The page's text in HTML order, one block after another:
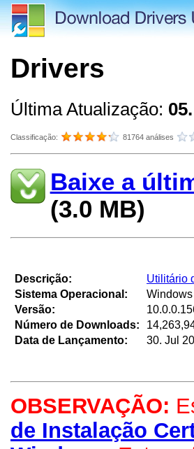
Drivers
Última Atualização:
Classificação: 81764 análises
Baixe a
(3.0 MB)
Descrição:
Sistema Operacional:
Versão:
Número de Downloads:
Data de Lançamento:
Utilitário
30. Jul
OBSERVAÇÃO:
de Instalação